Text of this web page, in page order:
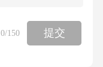
0/150 提交